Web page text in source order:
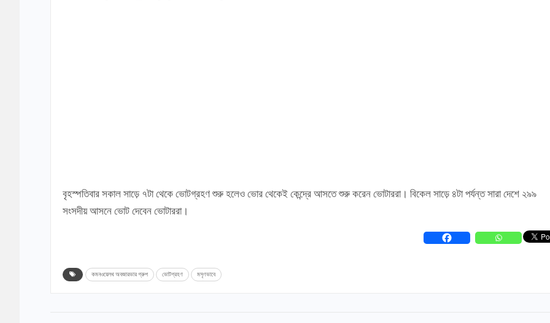
বৃহস্পতিবার সকাল সাড়ে ৭টা থেকে ভোটগ্রহণ শুরু হলেও ভোর থেকেই কেন্দ্রে আসতে শুরু করেন ভোটাররা। বিকেল সাড়ে ৪টা পর্যন্ত সারা দেশে ২৯৯
সংসদীয় আসনে ভোট দেবেন ভোটাররা।
কমনওয়েলথ অবজারভার গ্রুপ ভোটগ্রহণ মসৃণভাবে